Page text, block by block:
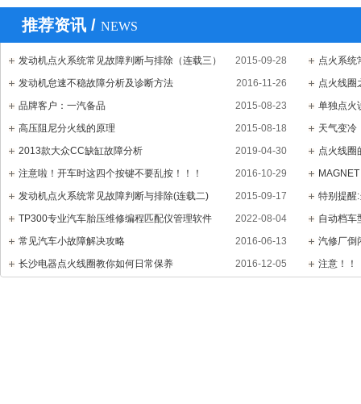
推荐资讯 / NEWS
2015-09-28
发动机点火系统常见故障判断与排除（连载三）
点火系统
2016-11-26
发动机怠速不稳故障分析及诊断方法
点火线圈
2015-08-23
品牌客户：一汽备品
单独点火
2015-08-18
高压阻尼分火线的原理
天气变冷
2019-04-30
2013款大众CC缺缸故障分析
点火线圈
2016-10-29
注意啦！开车时这四个按键不要乱按！！！
MAGNET
2015-09-17
发动机点火系统常见故障判断与排除(连载二)
特别提醒
2022-08-04
TP300专业汽车胎压维修编程匹配仪管理软件
自动档车
2016-06-13
常见汽车小故障解决攻略
汽修厂倒
2016-12-05
长沙电器点火线圈教你如何日常保养 注意！！